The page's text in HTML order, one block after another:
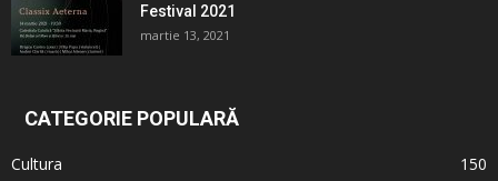
Festival 2021
martie 13, 2021
CATEGORIE POPULARĂ
Cultura
150